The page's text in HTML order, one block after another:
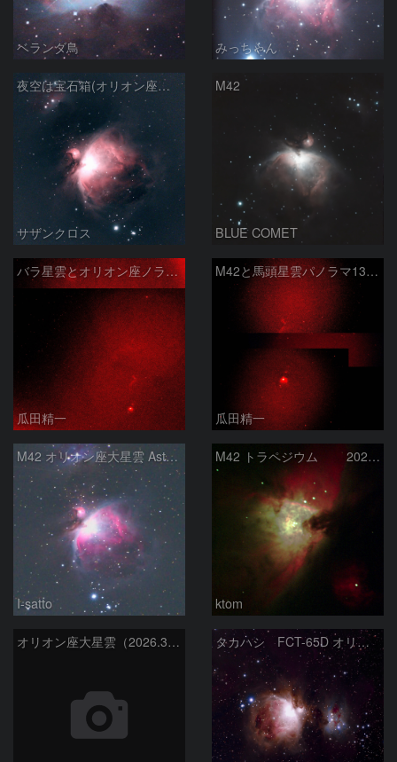
ベランダ鳥 みっちゃん
夜空は宝石箱(オリオン座大星雲 M42) Seestar50
サザンクロス
M42
BLUE COMET
バラ星雲とオリオン座ノラマ50mm
瓜田精一
M42と馬頭星雲パノラマ135mm
瓜田精一
M42 オリオン座大星雲 AstroTracer Type3の威力
I-satto
M42 トラペジウム 2026-3-14
ktom
オリオン座大星雲（2026.3.15） タカハシ FCT-65D オリオン大星雲